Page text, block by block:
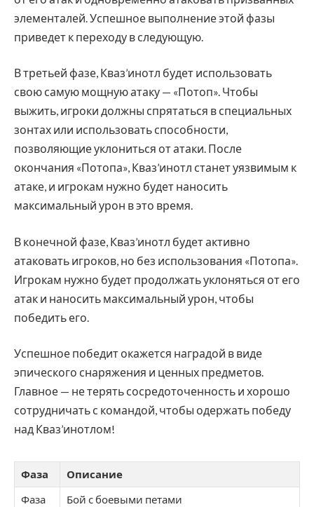
элементалей. Успешное выполнение этой фазы
приведет к переходу в следующую.
В третьей фазе, Кваз’инотл будет использовать
свою самую мощную атаку — «Потоп». Чтобы
выжить, игроки должны спрятаться в специальных
зонтах или использовать способности,
позволяющие уклониться от атаки. После
окончания «Потопа», Кваз’инотл станет уязвимым к
атаке, и игрокам нужно будет наносить
максимальный урон в это время.
В конечной фазе, Кваз’инотл будет активно
атаковать игроков, но без использования «Потопа».
Игрокам нужно будет продолжать уклоняться от его
атак и наносить максимальный урон, чтобы
победить его.
Успешное победит окажется наградой в виде
эпического снаряжения и ценных предметов.
Главное — не терять сосредоточенность и хорошо
сотрудничать с командой, чтобы одержать победу
над Кваз’инотлом!
Фаза
Описание
Фаза
Бой с боевыми петами